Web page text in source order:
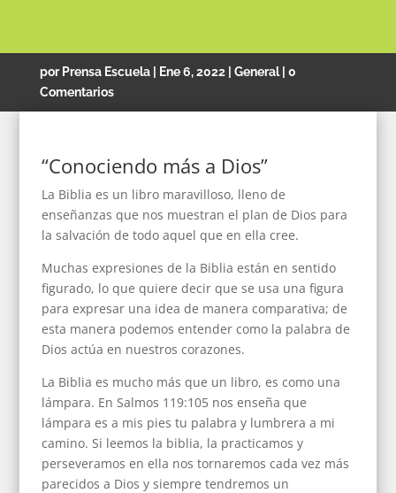
por Prensa Escuela| Ene 6, 2022| General| 0
Comentarios
“Conociendo más a Dios”
La Biblia es un libro maravilloso, lleno de
enseñanzas que nos muestran el plan de Dios para
la salvación de todo aquel que en ella cree.
Muchas expresiones de la Biblia están en sentido
figurado, lo que quiere decir que se usa una figura
para expresar una idea de manera comparativa; de
esta manera podemos entender como la palabra de
Dios actúa en nuestros corazones.
La Biblia es mucho más que un libro, es como una
lámpara. En Salmos 119:105 nos enseña que
lámpara es a mis pies tu palabra y lumbrera a mi
camino. Si leemos la biblia, la practicamos y
perseveramos en ella nos tornaremos cada vez más
parecidos a Dios y siempre tendremos un